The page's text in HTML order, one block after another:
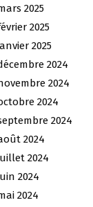
2025
2025
2025
2024
2024
2024
2024
2024
2024
2024
2024